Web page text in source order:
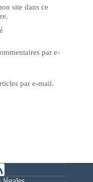
site dans ce
par e-
par e-mail.